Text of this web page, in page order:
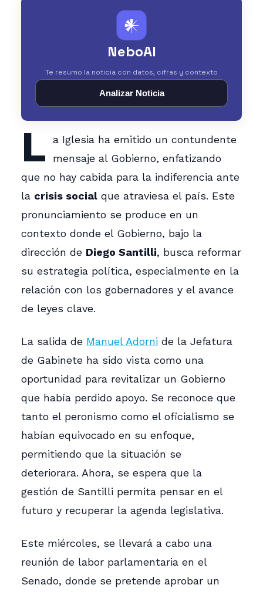
𒀭
NeboAI
Te resumo la noticia con datos, cifras y contexto
Analizar Noticia
L
a Iglesia ha emitido un contundente
mensaje al Gobierno, enfatizando
que no hay cabida para la indiferencia ante
la crisis social que atraviesa el país. Este
pronunciamiento se produce en un
contexto donde el Gobierno, bajo la
dirección de Diego Santilli, busca reformar
su estrategia política, especialmente en la
relación con los gobernadores y el avance
de leyes clave.
La salida de Manuel Adorni de la Jefatura
de Gabinete ha sido vista como una
oportunidad para revitalizar un Gobierno
que había perdido apoyo. Se reconoce que
tanto el peronismo como el oficialismo se
habían equivocado en su enfoque,
permitiendo que la situación se
deteriorara. Ahora, se espera que la
gestión de Santilli permita pensar en el
futuro y recuperar la agenda legislativa.
Este miércoles, se llevará a cabo una
reunión de labor parlamentaria en el
Senado, donde se pretende aprobar un